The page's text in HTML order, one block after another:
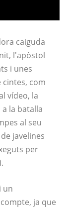
caiguda
l'apòstol
i unes
com
vídeo, la
la batalla
al seu
javelines
per
un
ja que